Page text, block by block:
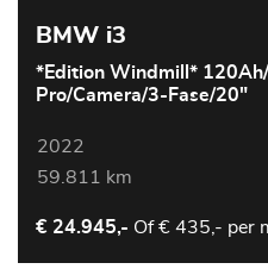
BMW i3
*Edition Windmill*
Pro/Camera/3-Fase/20"
2022
59.811 km
€ 24.945,- Of€ 435,- per